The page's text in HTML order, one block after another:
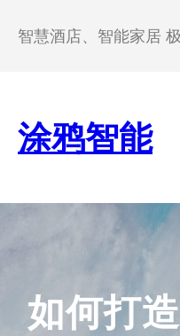
智慧酒店、智能家居
涂鸦智能
如何打